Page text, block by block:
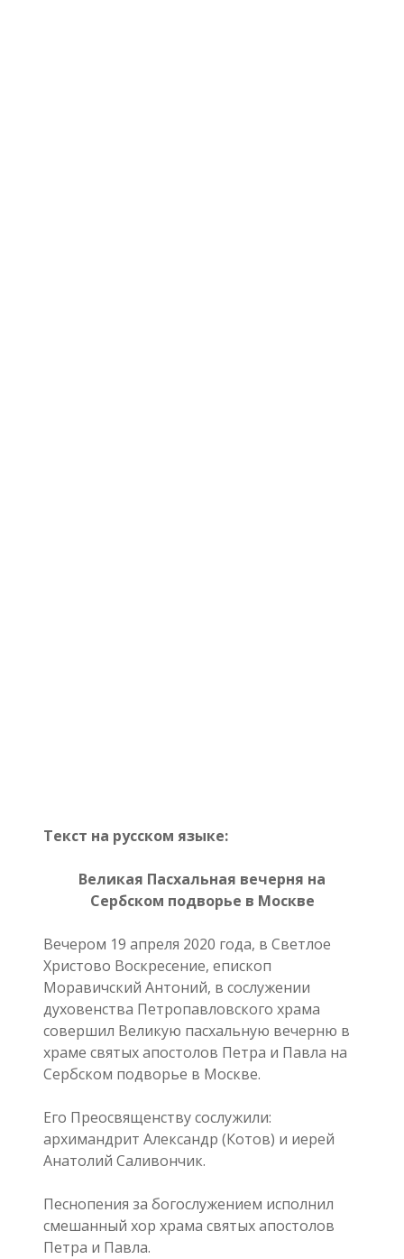
Текст на русском языке:
Великая Пасхальная вечерня на
Сербском подворье в Москве
Вечером 19 апреля 2020 года, в Светлое
Христово Воскресение, епископ
Моравичский Антоний, в сослужении
духовенства Петропавловского храма
совершил Великую пасхальную вечерню в
храме святых апостолов Петра и Павла на
Сербском подворье в Москве.
Его Преосвященству сослужили:
архимандрит Александр (Котов) и иерей
Анатолий Саливончик.
Песнопения за богослужением исполнил
смешанный хор храма святых апостолов
Петра и Павла.